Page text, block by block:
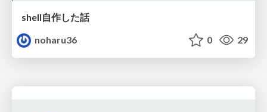
shell自作した話
noharu36
0 29